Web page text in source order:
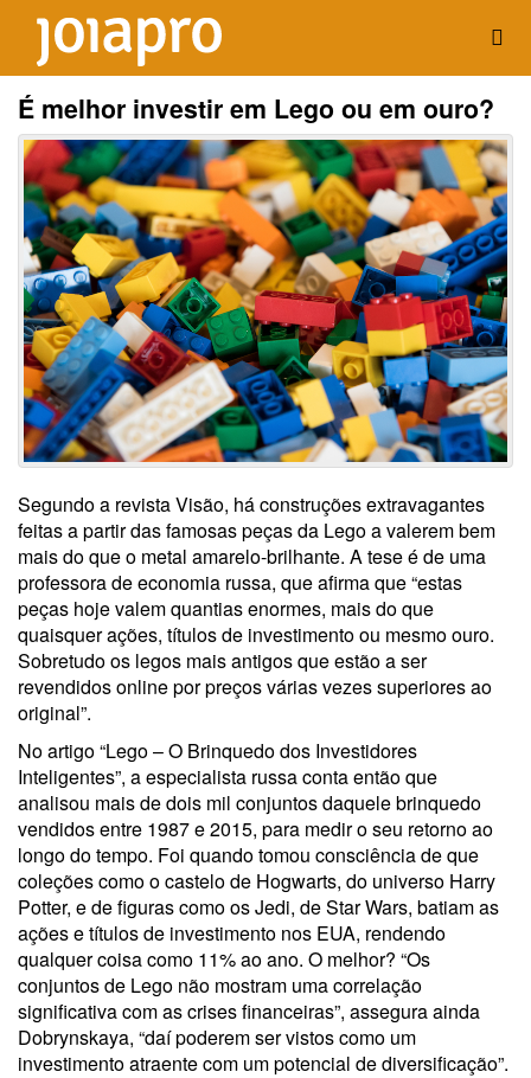
É melhor investir em Lego ou em ouro?
Segundo a revista Visão, há construções extravagantes
feitas a partir das famosas peças da Lego a valerem bem
mais do que o metal amarelo-brilhante. A tese é de uma
professora de economia russa, que afirma que “estas
peças hoje valem quantias enormes, mais do que
quaisquer ações, títulos de investimento ou mesmo ouro.
Sobretudo os legos mais antigos que estão a ser
revendidos online por preços várias vezes superiores ao
original”.
No artigo “Lego – O Brinquedo dos Investidores
Inteligentes”, a especialista russa conta então que
analisou mais de dois mil conjuntos daquele brinquedo
vendidos entre 1987 e 2015, para medir o seu retorno ao
longo do tempo. Foi quando tomou consciência de que
coleções como o castelo de Hogwarts, do universo Harry
Potter, e de figuras como os Jedi, de Star Wars, batiam as
ações e títulos de investimento nos EUA, rendendo
qualquer coisa como 11% ao ano. O melhor? “Os
conjuntos de Lego não mostram uma correlação
significativa com as crises financeiras”, assegura ainda
Dobrynskaya, “daí poderem ser vistos como um
investimento atraente com um potencial de diversificação”.